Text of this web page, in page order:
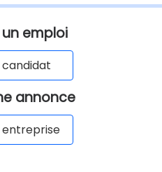
emploi
annonce